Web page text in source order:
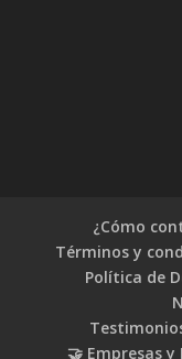
¿Cómo
Términos y
Política de
Testimonios
🤝 Empresas